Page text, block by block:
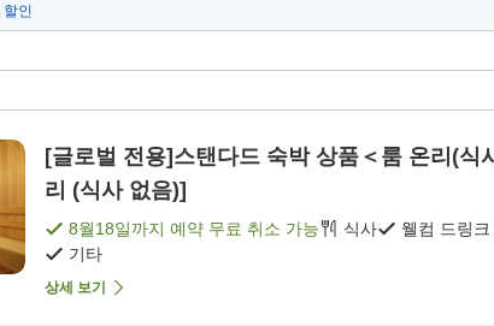
할인
[글로벌 전용]스탠다드 숙박 상품＜룸 온리(식
리 (식사 없음)]
8월18일까지 예약 무료 취소 가능 식사 웰컴 드링
기타
상세 보기